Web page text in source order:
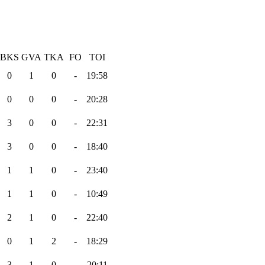
BKS GVA TKA FO
TOI
0 1 0 -
19:58
0 0 0 -
20:28
3 0 0 -
22:31
3 0 0 -
18:40
1 1 0 -
23:40
1 1 0 -
10:49
2 1 0 -
22:40
0 1 2 -
18:29